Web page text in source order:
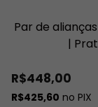
Par de
|
R$448,00
R$425,60 no PIX